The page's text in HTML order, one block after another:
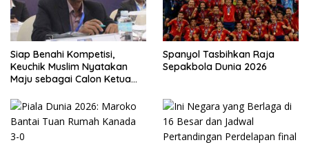
Siap Benahi Kompetisi,
Keuchik Muslim Nyatakan
Maju sebagai Calon Ketua
Spanyol Tasbihkan Raja
Sepakbola Dunia 2026